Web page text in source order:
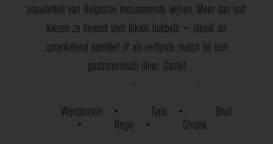
populariteit van Belgische mousserende wijnen. Meer dan ooit
kiezen ze bewust voor lokale bubbels — ideaal als
sprankelend aperitief of als verfijnde match bij een
gastronomisch diner. Santé!
Wijndomein Type
Druif
Regio
Smaak